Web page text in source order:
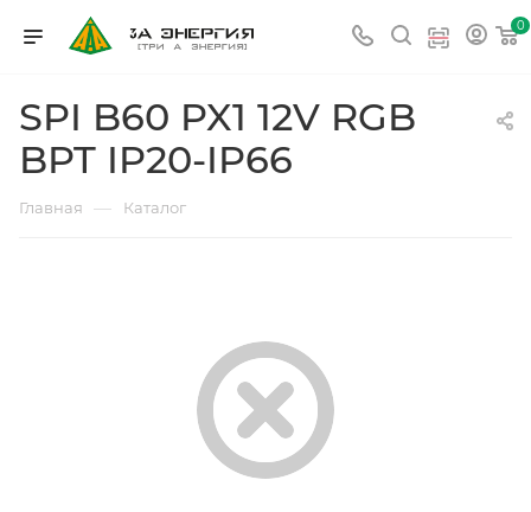
0
SPI B60 PX1 12V RGB
BPT IP20-IP66
Главная — Каталог